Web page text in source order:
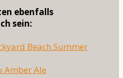
ebenfalls
sein:
Beach Summer
Amber Ale